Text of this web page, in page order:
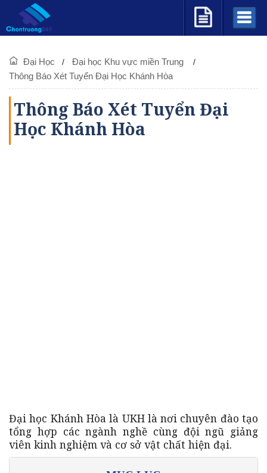
Đại Học
Đại học Khu vực miền Trung
Thông Báo Xét Tuyển Đại Học Khánh Hòa
Thông Báo Xét Tuyển Đại
Học Khánh Hòa
Đại học Khánh Hòa là UKH là nơi chuyên đào tạo
tổng hợp các ngành nghề cùng đội ngũ giảng
viên kinh nghiệm và cơ sở vật chất hiện đại.